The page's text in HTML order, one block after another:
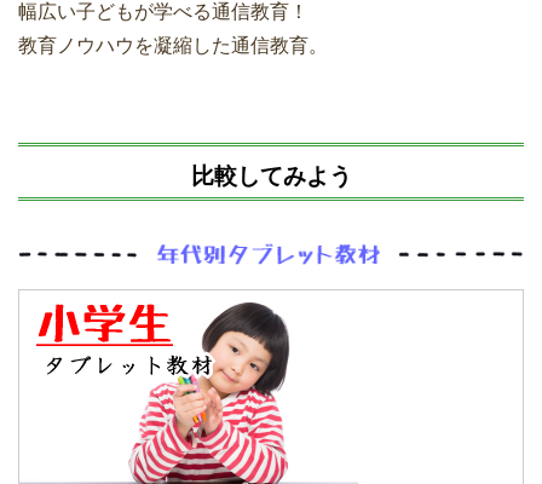
幅広い子どもが学べる通信教育！
教育ノウハウを凝縮した通信教育。
比較してみよう